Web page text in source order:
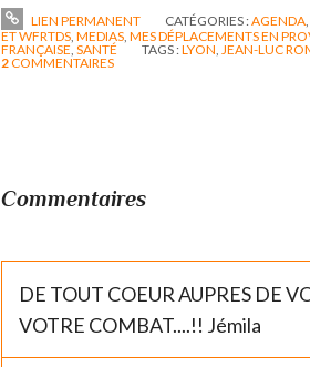
LIEN PERMANENT CATÉGORIES :AGENDA
ET WFRTDS, MEDIAS, MES DÉPLACEMENTS EN
FRANÇAISE, SANTÉ TAGS :LYON, JEAN-LUC
2COMMENTAIRES
Commentaires
DE TOUT COEUR AUPRES DE
VOTRE COMBAT....!! Jémila